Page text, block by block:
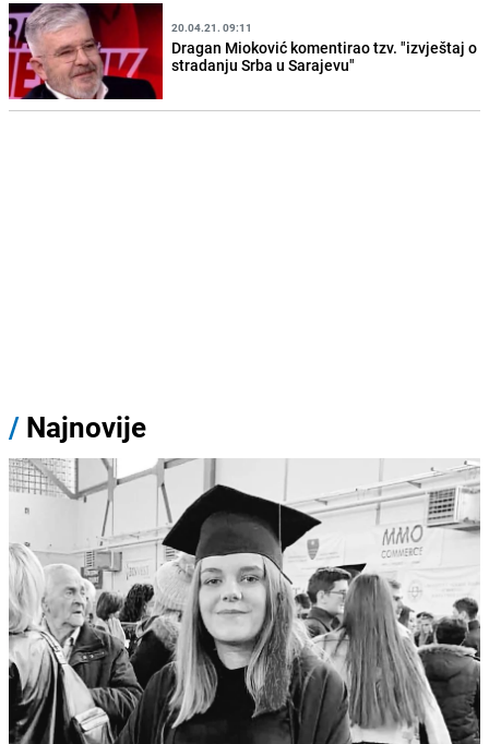
20.04.21. 09:11
Dragan Mioković komentirao tzv. "izvještaj o
stradanju Srba u Sarajevu"
/ Najnovije